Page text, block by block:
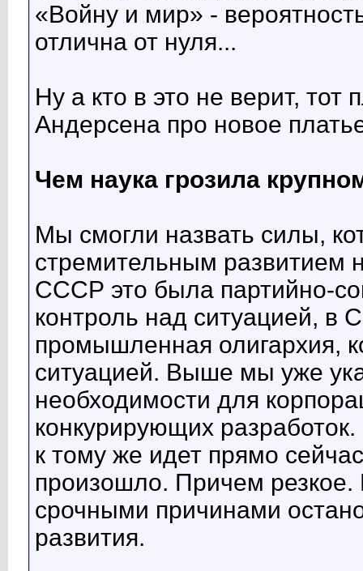
«Войну и мир» -
отлична от нуля...
Ну а кто в это не верит,
Андерсена про новое
Чем наука грозила
Мы смогли назвать силы,
стремительным развитием
СССР это была партийно-
контроль над ситуацией,
промышленная олигархия,
ситуацией. Выше мы уже
необходимости для
конкурирующих
к тому же идет прямо
произошло. Причем резкое.
срочными причинами
развития.